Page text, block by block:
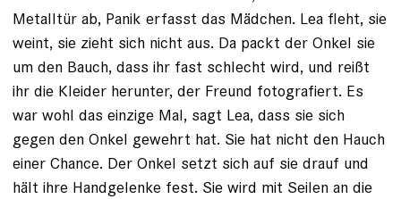
Metalltür ab, Panik erfasst das Mädchen. Lea fleht, sie
weint, sie zieht sich nicht aus. Da packt der Onkel sie
um den Bauch, dass ihr fast schlecht wird, und reißt
ihr die Kleider herunter, der Freund fotografiert. Es
war wohl das einzige Mal, sagt Lea, dass sie sich
gegen den Onkel gewehrt hat. Sie hat nicht den Hauch
einer Chance. Der Onkel setzt sich auf sie drauf und
hält ihre Handgelenke fest. Sie wird mit Seilen an die